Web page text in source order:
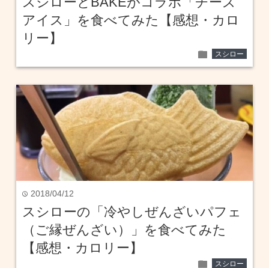
アイス」を食べてみた【感想・カロ
リー】
folder スシロー
time 2018/04/12
スシローの「冷やしぜんざいパフェ
（ご縁ぜんざい）」を食べてみた
【感想・カロリー】
folder スシロー